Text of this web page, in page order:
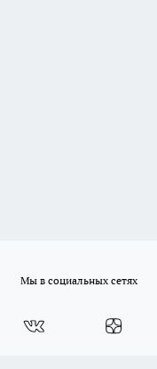
Мы в социальных сетях